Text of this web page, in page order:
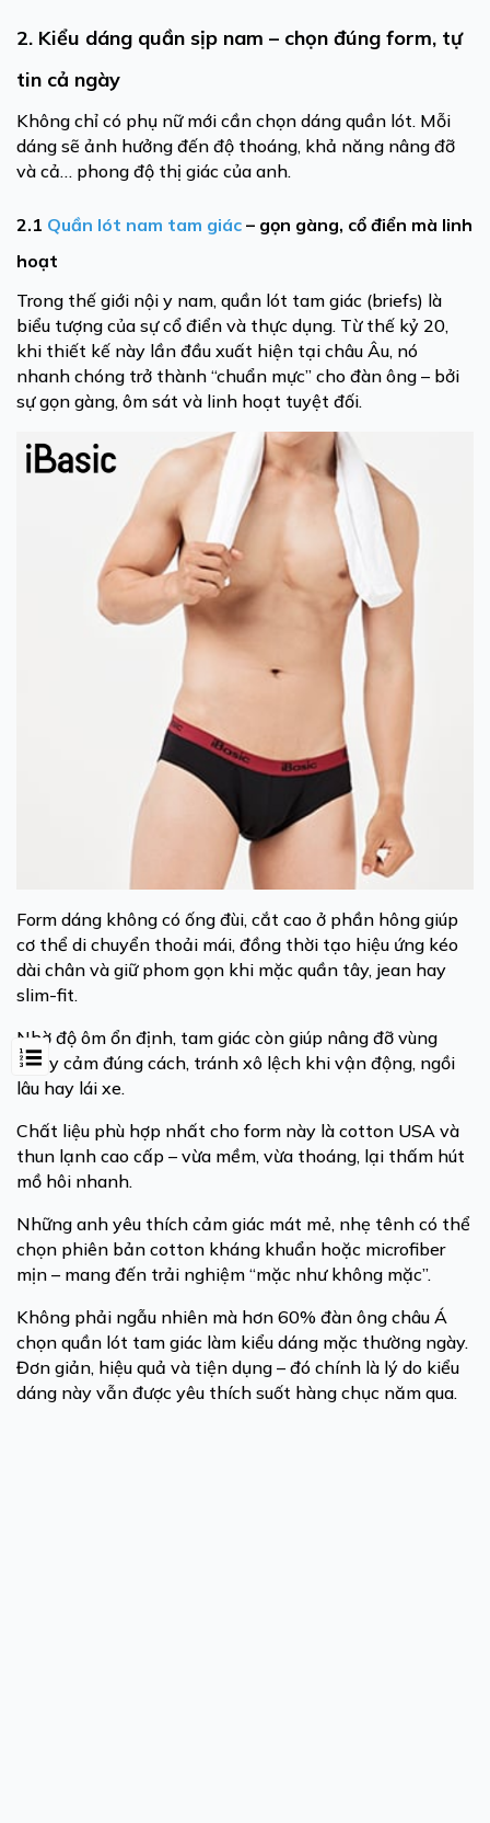
2. Kiểu dáng quần sịp nam – chọn đúng form, tự
tin cả ngày
Không chỉ có phụ nữ mới cần chọn dáng quần lót. Mỗi
dáng sẽ ảnh hưởng đến độ thoáng, khả năng nâng đỡ
và cả… phong độ thị giác của anh.
2.1 Quần lót nam tam giác – gọn gàng, cổ điển mà linh
hoạt
Trong thế giới nội y nam, quần lót tam giác (briefs) là
biểu tượng của sự cổ điển và thực dụng. Từ thế kỷ 20,
khi thiết kế này lần đầu xuất hiện tại châu Âu, nó
nhanh chóng trở thành “chuẩn mực” cho đàn ông – bởi
sự gọn gàng, ôm sát và linh hoạt tuyệt đối.
Form dáng không có ống đùi, cắt cao ở phần hông giúp
cơ thể di chuyển thoải mái, đồng thời tạo hiệu ứng kéo
dài chân và giữ phom gọn khi mặc quần tây, jean hay
slim-fit.
Nhờ độ ôm ổn định, tam giác còn giúp nâng đỡ vùng
nhạy cảm đúng cách, tránh xô lệch khi vận động, ngồi
lâu hay lái xe.
Chất liệu phù hợp nhất cho form này là cotton USA và
thun lạnh cao cấp – vừa mềm, vừa thoáng, lại thấm hút
mồ hôi nhanh.
Những anh yêu thích cảm giác mát mẻ, nhẹ tênh có thể
chọn phiên bản cotton kháng khuẩn hoặc microfiber
mịn – mang đến trải nghiệm “mặc như không mặc”.
Không phải ngẫu nhiên mà hơn 60% đàn ông châu Á
chọn quần lót tam giác làm kiểu dáng mặc thường ngày.
Đơn giản, hiệu quả và tiện dụng – đó chính là lý do kiểu
dáng này vẫn được yêu thích suốt hàng chục năm qua.